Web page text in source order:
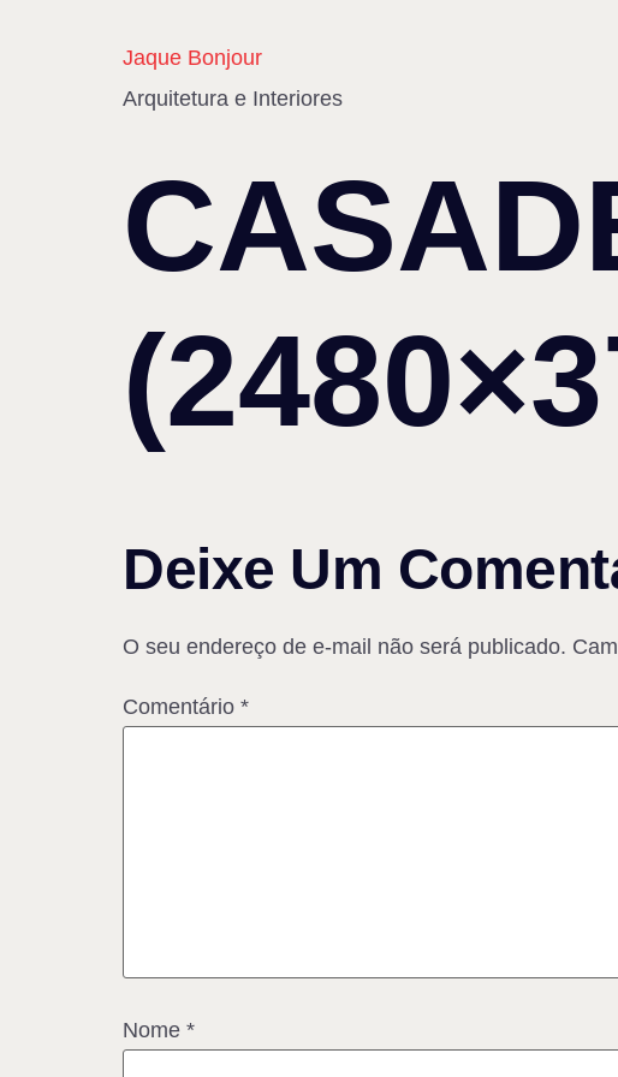
Jaque Bonjour
Arquitetura e Interiores
Deixe Um
O seu endereço de e-mail não será publicado.
Comentário *
Nome *